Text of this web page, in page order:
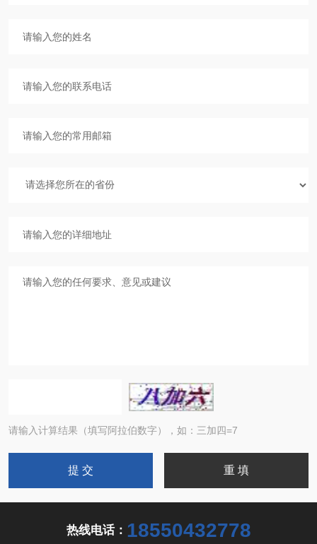
请输入计算结果（填写阿拉伯数字），如：三加四=7
热线电话： 18550432778